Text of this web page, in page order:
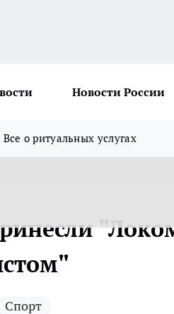
Новости России
Все о ритуальных услугах
Спорт